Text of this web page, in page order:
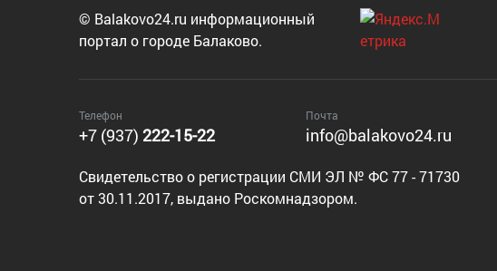
© Balakovo24.ru информационный
портал о городе Балаково.
Телефон
+7 (937) 222-15-22
Почта
info@balakovo24.ru
Cвидетельство о регистрации СМИ ЭЛ № ФС 77 - 71730
от 30.11.2017, выдано Роскомнадзором.